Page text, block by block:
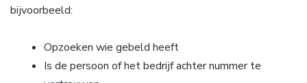
bijvoorbeeld:
Opzoeken wie gebeld heeft
Is de persoon of het bedrijf achter nummer te